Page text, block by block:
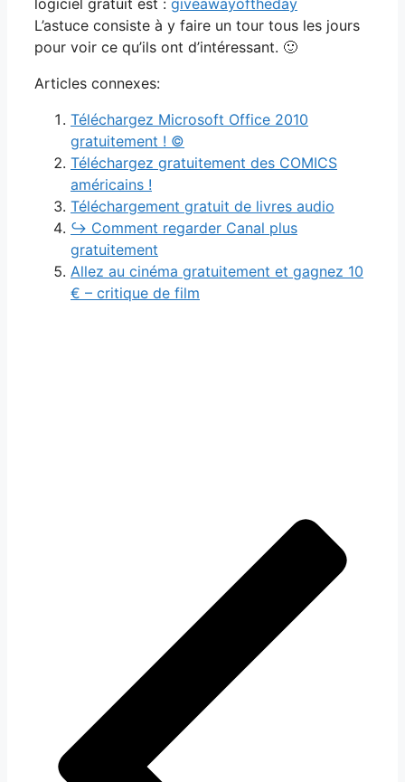
logiciel gratuit est : giveawayoftheday
L’astuce consiste à y faire un tour tous les jours
pour voir ce qu’ils ont d’intéressant. 🙂
Articles connexes:
Téléchargez Microsoft Office 2010
gratuitement ! ©
Téléchargez gratuitement des COMICS
américains !
Téléchargement gratuit de livres audio
↪ Comment regarder Canal plus
gratuitement
Allez au cinéma gratuitement et gagnez 10
€ – critique de film